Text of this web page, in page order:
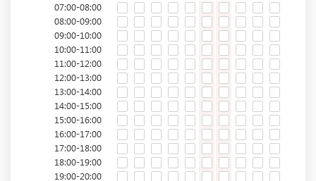
07:00-08:00
08:00-09:00
09:00-10:00
10:00-11:00
11:00-12:00
12:00-13:00
13:00-14:00
14:00-15:00
15:00-16:00
16:00-17:00
17:00-18:00
18:00-19:00
19:00-20:00